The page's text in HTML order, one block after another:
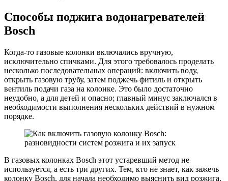
Способы поджига водонагревателей
Bosch
Когда-то газовые колонки включались вручную,
исключительно спичками. Для этого требовалось проделать
несколько последовательных операций: включить воду,
открыть газовую трубу, затем поджечь фитиль и открыть
вентиль подачи газа на колонке. Это было достаточно
неудобно, а для детей и опасно; главный минус заключался в
необходимости выполнения нескольких действий в нужном
порядке.
В газовых колонках Bosch этот устаревший метод не
используется, а есть три других. Тем, кто не знает, как зажечь
колонку Bosch, для начала необходимо выяснить вид розжига.